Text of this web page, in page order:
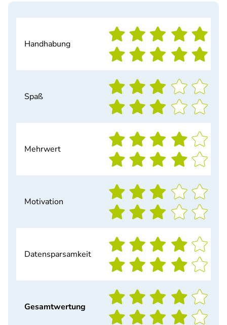
Handhabung
Spaß
Mehrwert
Motivation
Datensparsamkeit
Gesamtwertung